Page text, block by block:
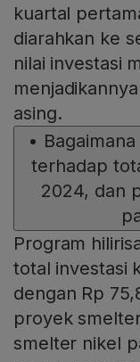
kuartal
diarahkan ke
nilai investasi
asing.
•
terhadap
2024, dan
Program
total investasi
dengan Rp
proyek
smelter nikel